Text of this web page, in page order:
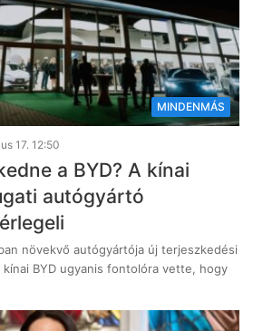
MINDENMÁS
17. 12:50
a BYD? A kínai
autógyártó
növekvő autógyártója új terjeszkedési
BYD ugyanis fontolóra vette, hogy